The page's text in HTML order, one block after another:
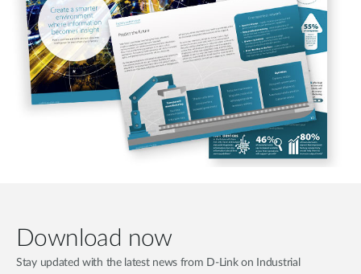
Download now
Stay updated with the latest news from D-Link on Industrial